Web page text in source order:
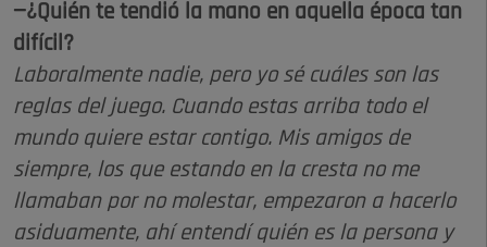
—¿Quién te tendió la mano en aquella época tan
difícil?
Laboralmente nadie, pero yo sé cuáles son las
reglas del juego. Cuando estas arriba todo el
mundo quiere estar contigo. Mis amigos de
siempre, los que estando en la cresta no me
llamaban por no molestar, empezaron a hacerlo
asiduamente, ahí entendí quién es la persona y